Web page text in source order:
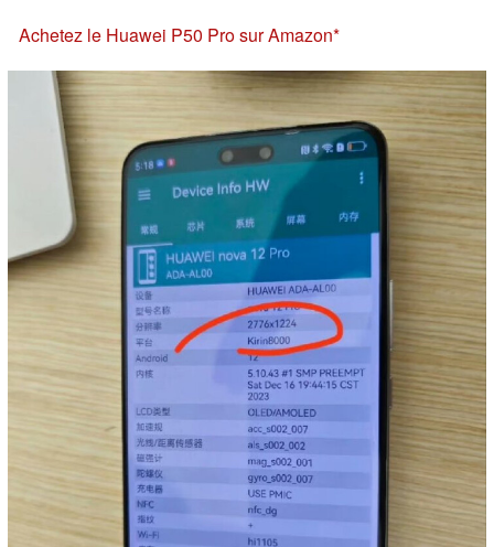
Achetez le Huawei P50 Pro sur Amazon